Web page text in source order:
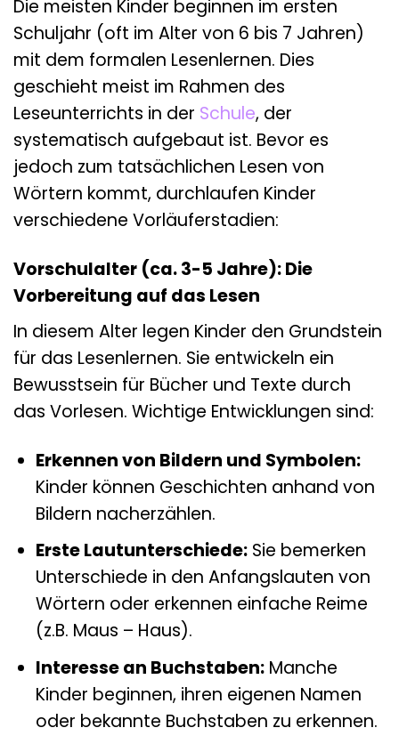
Die meisten Kinder beginnen im ersten
Schuljahr (oft im Alter von 6 bis 7 Jahren)
mit dem formalen Lesenlernen. Dies
geschieht meist im Rahmen des
Leseunterrichts in der Schule, der
systematisch aufgebaut ist. Bevor es
jedoch zum tatsächlichen Lesen von
Wörtern kommt, durchlaufen Kinder
verschiedene Vorläuferstadien:
Vorschulalter (ca. 3-5 Jahre): Die
Vorbereitung auf das Lesen
In diesem Alter legen Kinder den Grundstein
für das Lesenlernen. Sie entwickeln ein
Bewusstsein für Bücher und Texte durch
das Vorlesen. Wichtige Entwicklungen sind:
Erkennen von Bildern und Symbolen:
Kinder können Geschichten anhand von
Bildern nacherzählen.
Erste Lautunterschiede:Sie bemerken
Unterschiede in den Anfangslauten von
Wörtern oder erkennen einfache Reime
(z.B. Maus – Haus).
Interesse an Buchstaben:Manche
Kinder beginnen, ihren eigenen Namen
oder bekannte Buchstaben zu erkennen.